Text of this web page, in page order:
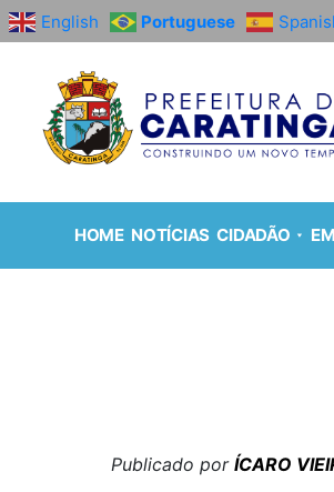
English Portuguese
HOME NOTÍCIAS CIDADÃO
Publicado por ÍCARO